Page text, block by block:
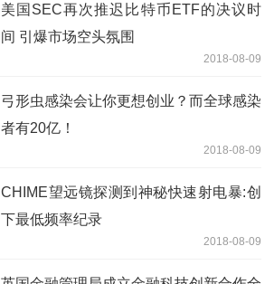
美国SEC再次推迟比特币ETF的决议时
间 引爆市场空头氛围
2018-08-09
弓形虫感染会让你更想创业？而全球感染
者有20亿！
2018-08-09
CHIME望远镜探测到神秘快速射电暴:创
下最低频率纪录
2018-08-09